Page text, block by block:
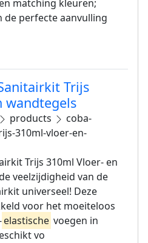
matching kleuren;
de perfecte aanvulling
Trijs
wandtegels
products
coba-
310ml-vloer-en-
Trijs 310ml Vloer- en
veelzijdigheid van de
universeel! Deze
voor het moeiteloos
elastische voegen in
vo